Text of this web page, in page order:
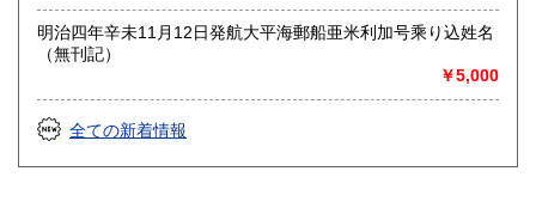
明治四年辛未11月12日発航大平海郵船亜米利加号乘り込姓名
（無刊記）
￥5,000
全ての新着情報